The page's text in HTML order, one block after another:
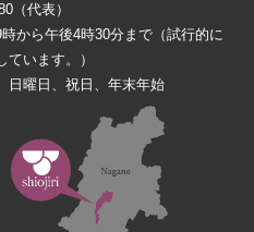
（代表）
から午後4時30分まで（試行的に
います。）
日曜日、祝日、年末年始